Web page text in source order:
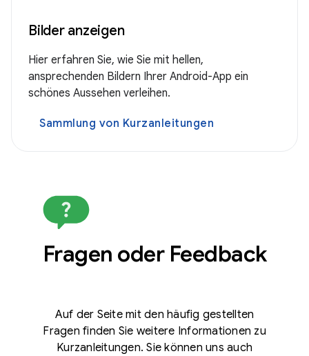
Bilder anzeigen
Hier erfahren Sie, wie Sie mit hellen,
ansprechenden Bildern Ihrer Android-App ein
schönes Aussehen verleihen.
Sammlung von Kurzanleitungen
Fragen oder Feedback
Auf der Seite mit den häufig gestellten
Fragen finden Sie weitere Informationen zu
Kurzanleitungen. Sie können uns auch